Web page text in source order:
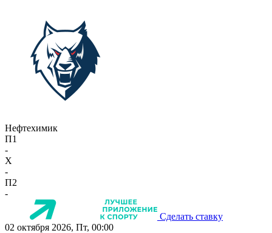
Нефтехимик
П1
-
X
-
П2
-
Сделать ставку
02 октября 2026, Пт, 00:00